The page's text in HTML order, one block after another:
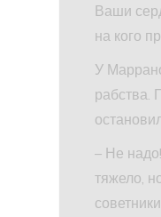
Ваши
на кого
У
рабства.
– Не
тяжело,